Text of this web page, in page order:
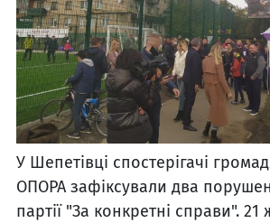
У Шепетівці спостерігачі
ОПОРА зафіксували два
партії "За конкретні справи".